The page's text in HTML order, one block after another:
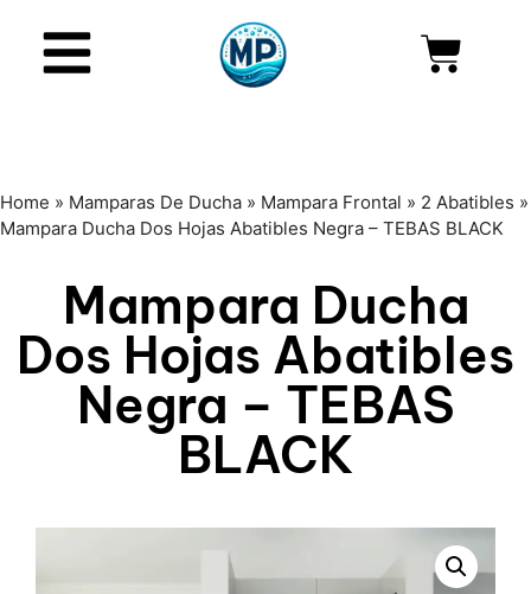
Home » Mamparas De Ducha » Mampara Frontal » 2 Abatibles »
Mampara Ducha Dos Hojas Abatibles Negra – TEBAS BLACK
Mampara Ducha
Dos Hojas Abatibles
Negra – TEBAS
BLACK